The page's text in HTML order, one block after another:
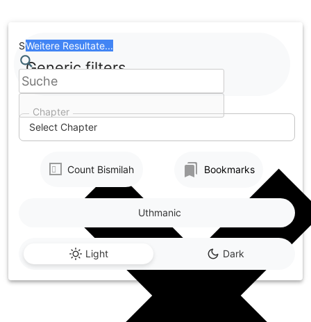
to
content
Chapter
Select Chapter
Search
Weitere Resultate...
Generic filters
Count Bismilah Bookmarks
Light Dark
Uthmanic